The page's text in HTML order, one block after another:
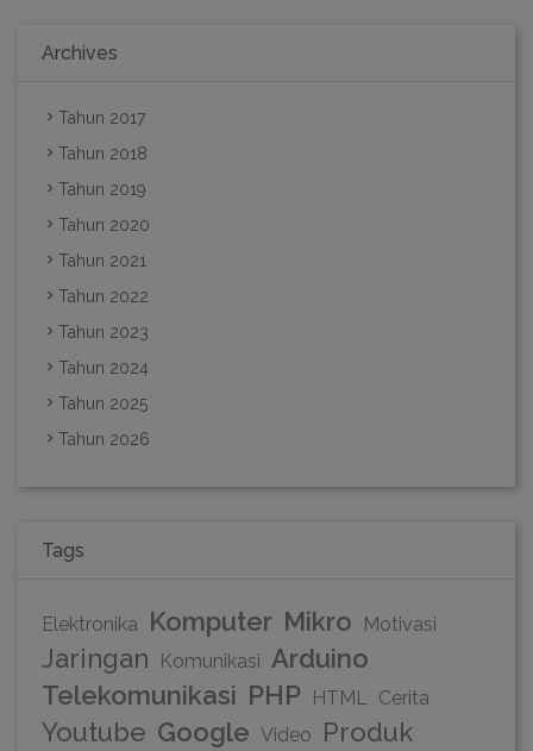
Archives
Tahun 2017
Tahun 2018
Tahun 2019
Tahun 2020
Tahun 2021
Tahun 2022
Tahun 2023
Tahun 2024
Tahun 2025
Tahun 2026
Tags
Elektronika Komputer Mikro Motivasi
Jaringan Komunikasi Arduino
Telekomunikasi PHP HTML Cerita
Youtube Google Video
Produk